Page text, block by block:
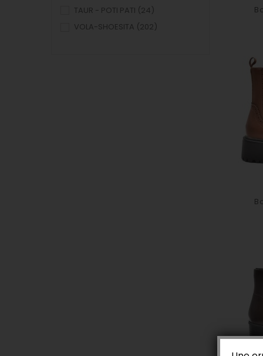
TAUR - POTI PATI (24)
VOLA-SHOESITA (202)